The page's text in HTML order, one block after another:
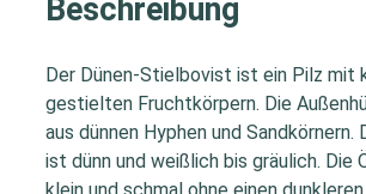
Beschreibung
Der Dünen-Stielbovist ist ein Pilz mit
gestielten Fruchtkörpern. Die
aus dünnen Hyphen und Sandkörnern.
ist dünn und weißlich bis gräulich. Die
klein und schmal ohne einen